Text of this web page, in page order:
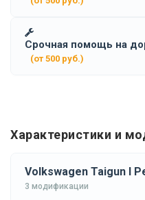
Срочная помощь на
(от 500 руб.)
Характеристики и
Volkswagen Taigun I
3 модификации